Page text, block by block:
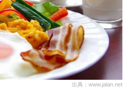
出典：www.jalan.net